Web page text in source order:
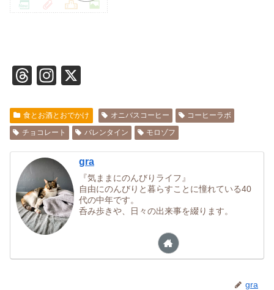
T
e
a
d
s
In
a
gr
a
m
食とお酒とおでかけ オニバスコーヒー
コーヒーラボ
チョコレート
バレンタイン モロゾフ
gra
『気ままにのんびりライフ』
自由にのんびりと暮らすことに憧れている40
代の中年です。
呑み歩きや、日々の出来事を綴ります。
gra